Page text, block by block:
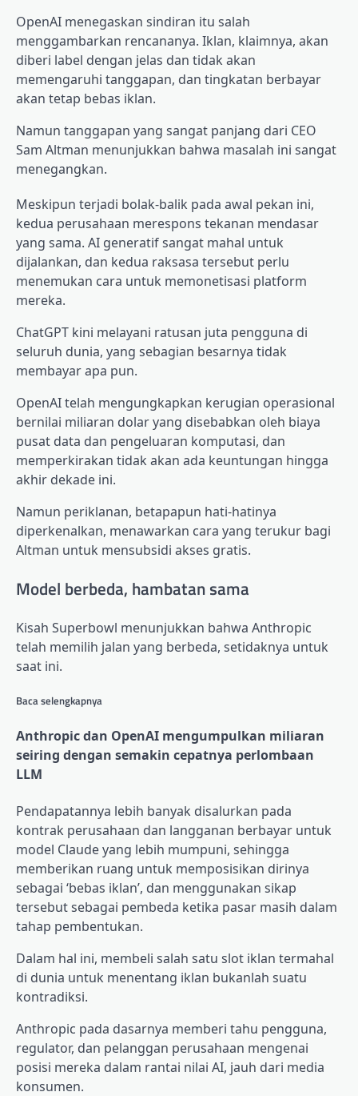
OpenAI menegaskan sindiran itu salah
menggambarkan rencananya. Iklan, klaimnya, akan
diberi label dengan jelas dan tidak akan
memengaruhi tanggapan, dan tingkatan berbayar
akan tetap bebas iklan.
Namun tanggapan yang sangat panjang dari CEO
Sam Altman menunjukkan bahwa masalah ini sangat
menegangkan.
Meskipun terjadi bolak-balik pada awal pekan ini,
kedua perusahaan merespons tekanan mendasar
yang sama. AI generatif sangat mahal untuk
dijalankan, dan kedua raksasa tersebut perlu
menemukan cara untuk memonetisasi platform
mereka.
ChatGPT kini melayani ratusan juta pengguna di
seluruh dunia, yang sebagian besarnya tidak
membayar apa pun.
OpenAI telah mengungkapkan kerugian operasional
bernilai miliaran dolar yang disebabkan oleh biaya
pusat data dan pengeluaran komputasi, dan
memperkirakan tidak akan ada keuntungan hingga
akhir dekade ini.
Namun periklanan, betapapun hati-hatinya
diperkenalkan, menawarkan cara yang terukur bagi
Altman untuk mensubsidi akses gratis.
Model berbeda, hambatan sama
Kisah Superbowl menunjukkan bahwa Anthropic
telah memilih jalan yang berbeda, setidaknya untuk
saat ini.
Baca selengkapnya
Anthropic dan OpenAI mengumpulkan miliaran
seiring dengan semakin cepatnya perlombaan
LLM
Pendapatannya lebih banyak disalurkan pada
kontrak perusahaan dan langganan berbayar untuk
model Claude yang lebih mumpuni, sehingga
memberikan ruang untuk memposisikan dirinya
sebagai ‘bebas iklan’, dan menggunakan sikap
tersebut sebagai pembeda ketika pasar masih dalam
tahap pembentukan.
Dalam hal ini, membeli salah satu slot iklan termahal
di dunia untuk menentang iklan bukanlah suatu
kontradiksi.
Anthropic pada dasarnya memberi tahu pengguna,
regulator, dan pelanggan perusahaan mengenai
posisi mereka dalam rantai nilai AI, jauh dari media
konsumen.